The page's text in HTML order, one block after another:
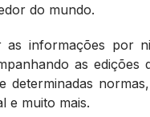
do mundo.
as informações por
as
determinadas
e muito mais.